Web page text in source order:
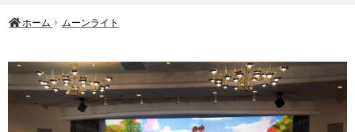
ホーム ムーンライト